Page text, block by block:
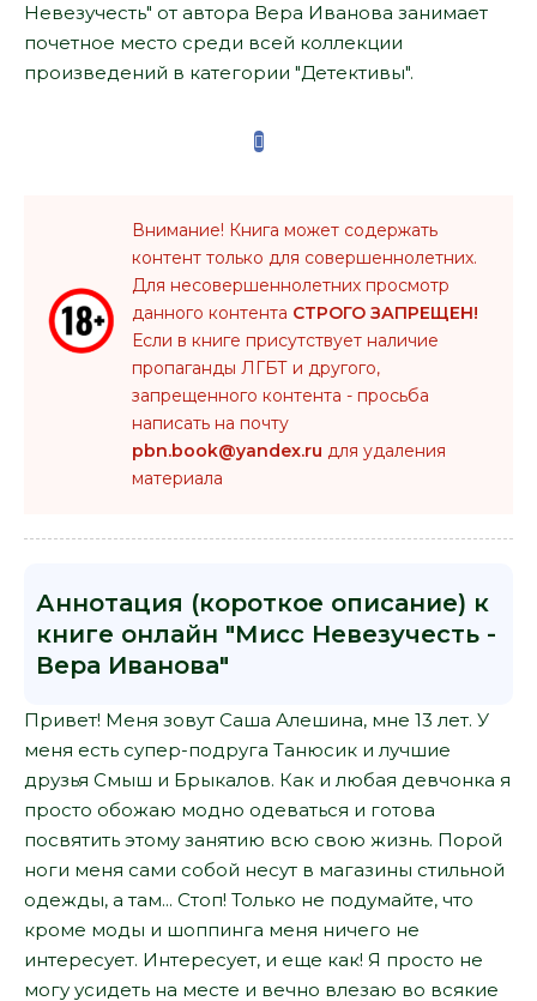
Невезучесть" от автора Вера Иванова занимает
почетное место среди всей коллекции
произведений в категории "Детективы".
Внимание! Книга может содержать
контент только для совершеннолетних.
Для несовершеннолетних просмотр
данного контента СТРОГО ЗАПРЕЩЕН!
Если в книге присутствует наличие
пропаганды ЛГБТ и другого,
запрещенного контента - просьба
написать на почту
pbn.book@yandex.ru для удаления
материала
Аннотация (короткое описание) к
книге онлайн "Мисс Невезучесть -
Вера Иванова"
Привет! Меня зовут Саша Алешина, мне 13 лет. У
меня есть супер-подруга Танюсик и лучшие
друзья Смыш и Брыкалов. Как и любая девчонка я
просто обожаю модно одеваться и готова
посвятить этому занятию всю свою жизнь. Порой
ноги меня сами собой несут в магазины стильной
одежды, а там... Стоп! Только не подумайте, что
кроме моды и шоппинга меня ничего не
интересует. Интересует, и еще как! Я просто не
могу усидеть на месте и вечно влезаю во всякие